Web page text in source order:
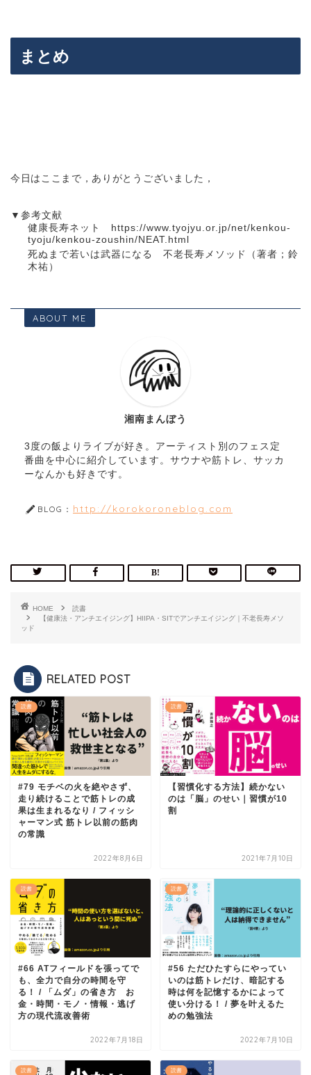
まとめ
今日はここまで，ありがとうございました，
▼参考文献
健康長寿ネット https://www.tyojyu.or.jp/net/kenkou-
tyoju/kenkou-zoushin/NEAT.html
死ぬまで若いは武器になる 不老長寿メソッド（著者；鈴
木祐）
ABOUT ME
湘南まんぼう
3度の飯よりライブが好き。アーティスト別のフェス定
番曲を中心に紹介しています。サウナや筋トレ、サッカ
ーなんかも好きです。
BLOG： http://korokoroneblog.com
HOME
読書
【健康法・アンチエイジング】HIIPA・SITでアンチエイジング｜不老長寿メソ
ッド
RELATED POST
読書
#79 モチベの火を絶やさず、
走り続けることで筋トレの成
果は生まれるなり / フィッシ
ャーマン式 筋トレ以前の筋肉
の常識
2022年8月6日
読書
【習慣化する方法】続かない
のは「脳」のせい｜習慣が10
割
2021年7月10日
読書
#66 ATフィールドを張ってで
も、全力で自分の時間を守
る！ / 「ムダ」の省き方 お
金・時間・モノ・情報・逃げ
方の現代流改善術
2022年7月18日
読書
#56 ただひたすらにやってい
いのは筋トレだけ、暗記する
時は何を記憶するかによって
使い分ける！ / 夢を叶えるた
めの勉強法
2022年7月10日
読書 読書